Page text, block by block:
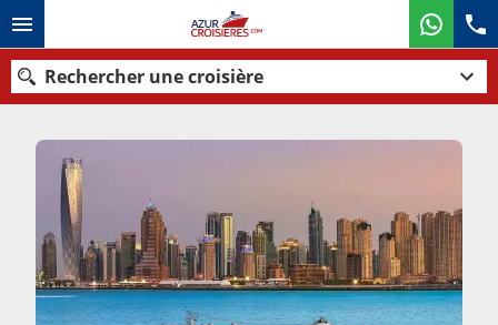
Rechercher une croisière
Nos destinations
Mois de départ
Ports Compagnies